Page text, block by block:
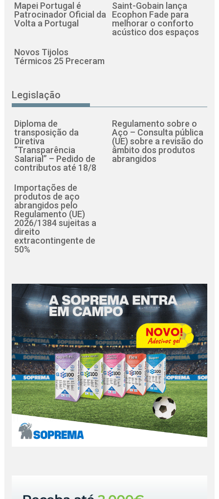
Mapei Portugal é
Patrocinador Oficial da
Volta a Portugal
Saint-Gobain lança
Ecophon Fade para
melhorar o conforto
acústico dos espaços
Novos Tijolos
Térmicos 25 Preceram
Legislação
Diploma de
transposição da
Diretiva
“Transparência
Salarial” – Pedido de
contributos até 18/8
Regulamento sobre o
Aço – Consulta pública
(UE) sobre a revisão do
âmbito dos produtos
abrangidos
Importações de
produtos de aço
abrangidos pelo
Regulamento (UE)
2026/1384 sujeitas a
direito
extracontingente de
50%